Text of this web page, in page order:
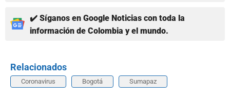
✔️ Síganos en Google Noticias con toda la
información de Colombia y el mundo.
Relacionados
Coronavirus Bogotá Sumapaz